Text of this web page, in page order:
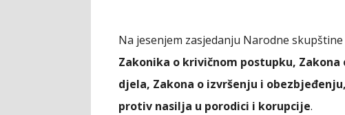
Na jesenjem zasjedanju Narodne skupštine
Zakonika o krivičnom postupku,
djela, Zakona o izvršenju i
protiv nasilja u porodici i korupcije.